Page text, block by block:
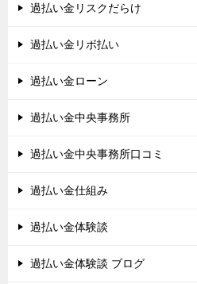
過払い金リスクだらけ
過払い金リボ払い
過払い金ローン
過払い金中央事務所
過払い金中央事務所口コミ
過払い金仕組み
過払い金体験談
過払い金体験談 ブログ